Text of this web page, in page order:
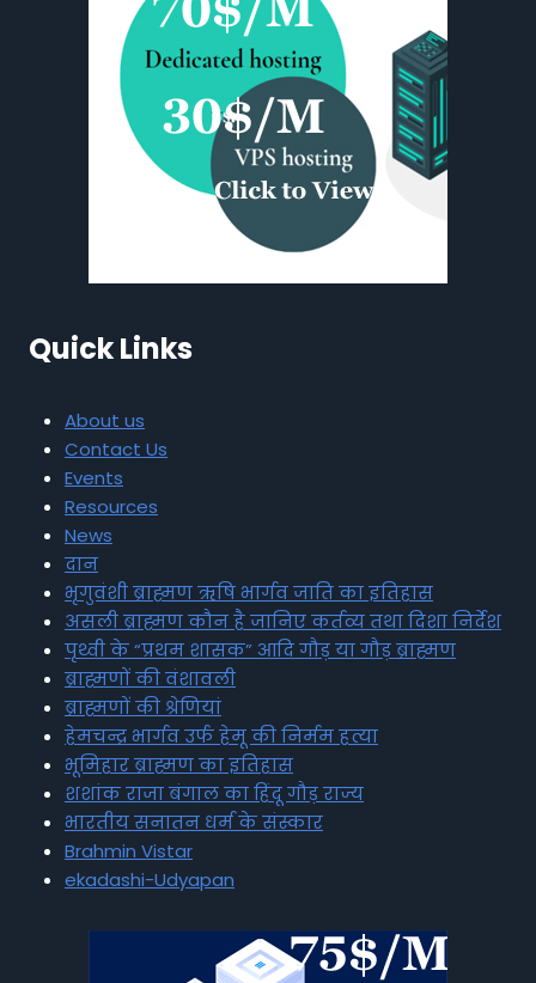
Quick Links
About us
Contact Us
Events
Resources
News
दान
भृगुवंशी ब्राह्मण ऋषि भार्गव जाति का इतिहास
असली ब्राह्मण कौन है जानिए कर्तव्य तथा दिशा निर्देश
पृथ्वी के “प्रथम शासक” आदि गौड़ या गौड़ ब्राह्मण
ब्राह्मणों की वंशावली
ब्राह्मणों की श्रेणियां
हेमचन्द्र भार्गव उर्फ हेमू की निर्मम हत्या
भूमिहार ब्राह्मण का इतिहास
शशांक राजा बंगाल का हिंदू गौड़ राज्य
भारतीय सनातन धर्म के संस्कार
Brahmin Vistar
ekadashi-Udyapan